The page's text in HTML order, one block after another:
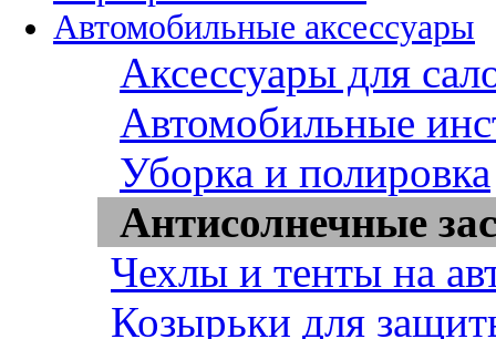
Автомобильные аксессуары
Аксессуары для
Автомобильные
Уборка и полировка
Антисолнечные
Чехлы и тенты на
Козырьки для